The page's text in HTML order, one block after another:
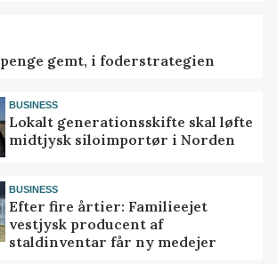
gemt, i foderstrategien
BUSINESS
Lokalt generationsskifte skal løfte
midtjysk siloimportør i Norden
BUSINESS
Efter fire årtier: Familieejet
vestjysk producent af
staldinventar får ny medejer